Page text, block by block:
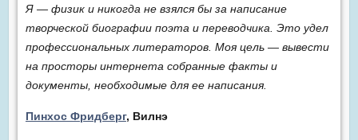
Я — физик и никогда не взялся бы за написание
творческой биографии поэта и переводчика. Это удел
профессиональных литераторов. Моя цель — вывести
на просторы интернета собранные факты и
документы, необходимые для ее написания.
Пинхос Фридберг, Вилнэ